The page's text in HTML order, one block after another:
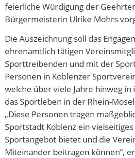
feierliche Würdigung der
Bürgermeisterin Ulrike Mohrs
Die Auszeichnung soll das
ehrenamtlich tätigen
Sporttreibenden und mit der
Personen in Koblenzer
welche über viele Jahre hinweg
das Sportleben in der Rhein-
„Diese Personen tragen
Sportstadt Koblenz ein
Sportangebot bietet und die
Miteinander beitragen können“,